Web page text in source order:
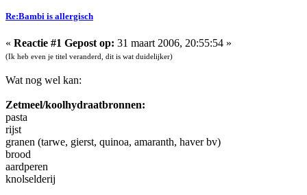
Re:Bambi is allergisch
« Reactie #1 Gepost op: 31 maart 2006, 20:55:54 »
(Ik heb even je titel veranderd, dit is wat duidelijker)
Wat nog wel kan:
Zetmeel/koolhydraatbronnen:
pasta
rijst
granen (tarwe, gierst, quinoa, amaranth, haver bv)
brood
aardperen
knolselderij